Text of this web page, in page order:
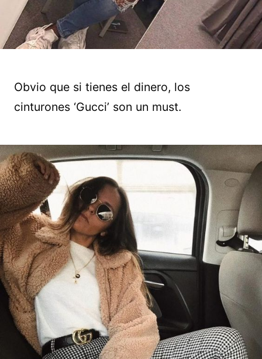
Obvio que si tienes el dinero, los
cinturones ‘Gucci’ son un must.